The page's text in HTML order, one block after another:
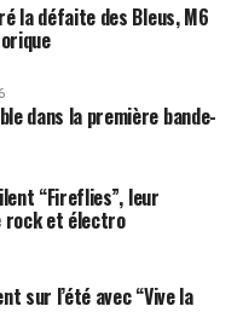
la défaite des Bleus, M6
dans la première bande-
“Fireflies”, leur
rock et électro
sur l’été avec “Vive la